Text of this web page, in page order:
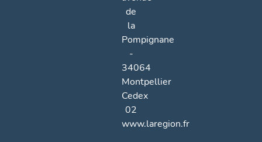
de
la
Pompignane
-
34064
Montpellier
Cedex
02
www.laregion.fr